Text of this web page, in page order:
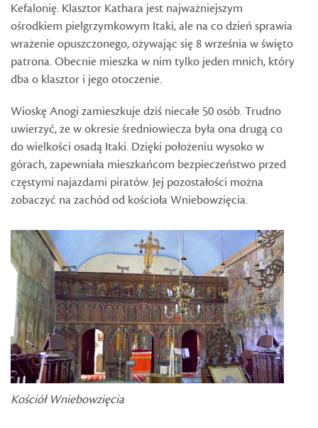
Kefalonię. Klasztor Kathara jest najważniejszym
ośrodkiem pielgrzymkowym Itaki, ale na co dzień sprawia
wrażenie opuszczonego, ożywając się 8 września w święto
patrona. Obecnie mieszka w nim tylko jeden mnich, który
dba o klasztor i jego otoczenie.
Wioskę Anogi zamieszkuje dziś niecałe 50 osób. Trudno
uwierzyć, że w okresie średniowiecza była ona drugą co
do wielkości osadą Itaki. Dzięki położeniu wysoko w
górach, zapewniała mieszkańcom bezpieczeństwo przed
częstymi najazdami piratów. Jej pozostałości można
zobaczyć na zachód od kościoła Wniebowzięcia.
Kościół Wniebowzięcia